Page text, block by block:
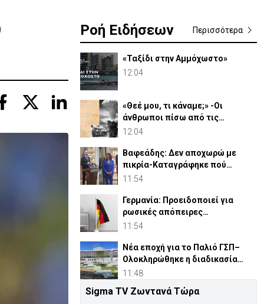
Ροή Ειδήσεων Περισσότερα
«Ταξίδι στην Αμμόχωστο»
12:04
«Θεέ μου, τι κάναμε;» -Οι
άνθρωποι πίσω από τις
ατομικές βόμβες στη Χιροσίμα
12:04
Βαφεάδης: Δεν αποχωρώ με
πικρία-Καταγράφηκε πού
αποδίδονται ευθύνες για Takata
11:54
Γερμανία: Προειδοποιεί για
ρωσικές απόπειρες
παραπληροφόρησης ενόψει
11:54
Νέα εποχή για το Παλιό ΓΣΠ–
Ολοκληρώθηκε η διαδικασία
ανάθεσης των υποστατικών
11:48
Παπαναστασίου:«Αναγκαίος ο
Sigma TV Ζωντανά Τώρα